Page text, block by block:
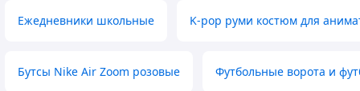
Ежедневники школьные K-pop руми костюм для
Бутсы Nike Air Zoom розовые Футбольные ворота и